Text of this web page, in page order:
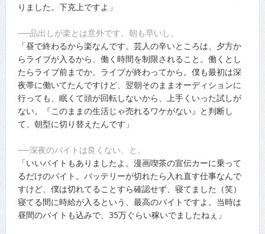
りました。下克上ですよ」
──品出しが楽とは意外です。朝も早いし。
「昼で終わるから楽なんです。芸人の辛いところは、夕方か
らライブが入るから、働く時間を制限されること。働くとし
たらライブ前までか、ライブが終わってから。僕も最初は深
夜帯に働いてたんですけど、翌朝そのままオーディションに
行っても、眠くて頭が回転しないから、上手くいった試しが
ない。『このままの生活じゃ売れるワケがない』と判断し
て、朝型に切り替えたんです」
──深夜のバイトは良くない、と。
「いいバイトもありましたよ。漫画喫茶の宣伝カーに乗って
るだけのバイト。バッテリーが切れたら入れ直す仕事なんで
すけど、僕は切れてることすら確認せず、寝てました（笑）
寝てる間に時給が入るという、最高のバイトですよ。当時は
昼間のバイトも込みで、35万ぐらい稼いでましたねぇ」